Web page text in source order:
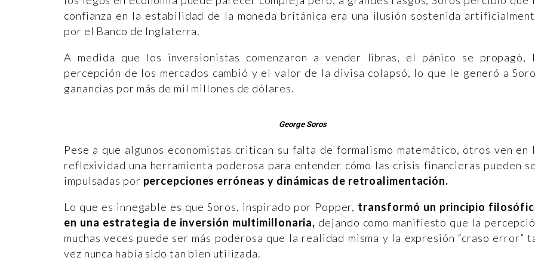
confianza en la estabilidad de la moneda británica era una ilusión sostenida
por el Banco de Inglaterra.
A medida que los inversionistas comenzaron a vender libras, el pánico se propagó,
percepción de los mercados cambió y el valor de la divisa colapsó, lo que le generó a
ganancias por más de mil millones de dólares.
George Soros
Pese a que algunos economistas critican su falta de formalismo matemático, otros ven en
reflexividad una herramienta poderosa para entender cómo las crisis financieras pueden
impulsadas por percepciones erróneas y dinámicas de retroalimentación.
Lo que es innegable es que Soros, inspirado por Popper, transformó un principio
en una estrategia de inversión multimillonaria, dejando como manifiesto que la
muchas veces puede ser más poderosa que la realidad misma y la expresión “craso error”
vez nunca había sido tan bien utilizada.